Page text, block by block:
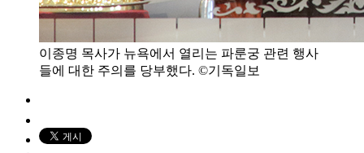
이종명 목사가 뉴욕에서 열리는 파룬궁 관련 행사
들에 대한 주의를 당부했다. ©기독일보